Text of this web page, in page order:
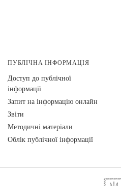
ПУБЛІЧНА ІНФОРМАЦІЯ
Доступ до публічної
інформації
Запит на інформацію онлайн
Звіти
Методичні матеріали
Облік публічної інформації